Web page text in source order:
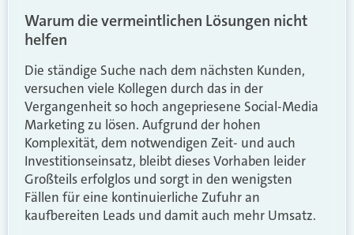
Warum die vermeintlichen Lösungen nicht
helfen
Die ständige Suche nach dem nächsten Kunden,
versuchen viele Kollegen durch das in der
Vergangenheit so hoch angepriesene Social-Media
Marketing zu lösen. Aufgrund der hohen
Komplexität, dem notwendigen Zeit- und auch
Investitionseinsatz, bleibt dieses Vorhaben leider
Großteils erfolglos und sorgt in den wenigsten
Fällen für eine kontinuierliche Zufuhr an
kaufbereiten Leads und damit auch mehr Umsatz.